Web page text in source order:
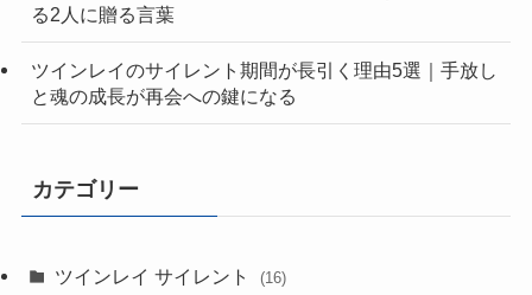
る2人に贈る言葉
ツインレイのサイレント期間が長引く理由5選｜手放し
と魂の成長が再会への鍵になる
カテゴリー
ツインレイ サイレント (16)